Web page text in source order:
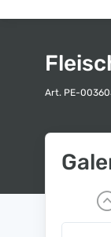
Art. PE-
r